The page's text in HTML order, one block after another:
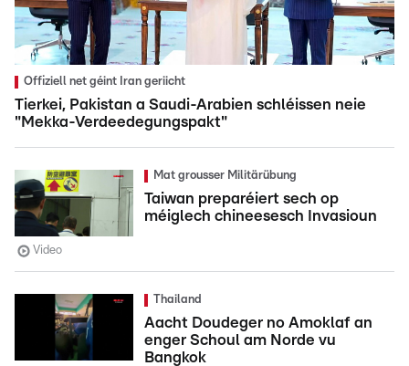
Offiziell net géint Iran geriicht
Tierkei, Pakistan a Saudi-Arabien schléissen neie
"Mekka-Verdeedegungspakt"
Mat grousser Militärübung
Taiwan preparéiert sech op
méiglech chineesesch Invasioun
Video
Thailand
Aacht Doudeger no Amoklaf an
enger Schoul am Norde vu
Bangkok